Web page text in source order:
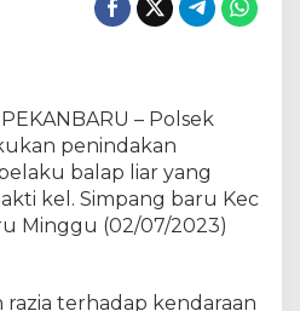
– Polsek
penindakan
balap liar yang
kel. Simpang baru Kec
Minggu (02/07/2023)
razia terhadap kendaraan